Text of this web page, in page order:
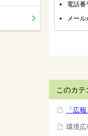
電話
メー
このカ
「広
環境